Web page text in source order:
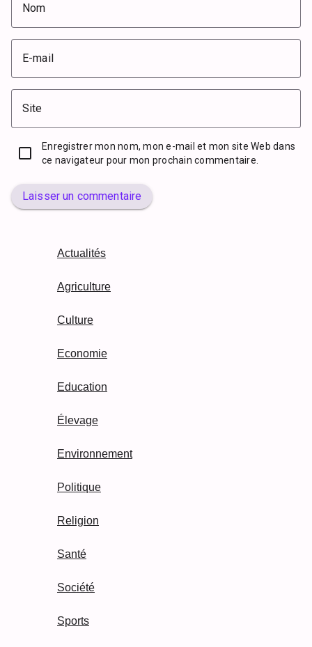
Nom
E-mail
Site
Enregistrer mon nom, mon e-mail et mon site Web dans
ce navigateur pour mon prochain commentaire.
Laisser un commentaire
Actualités
Agriculture
Culture
Economie
Education
Élevage
Environnement
Politique
Religion
Santé
Société
Sports